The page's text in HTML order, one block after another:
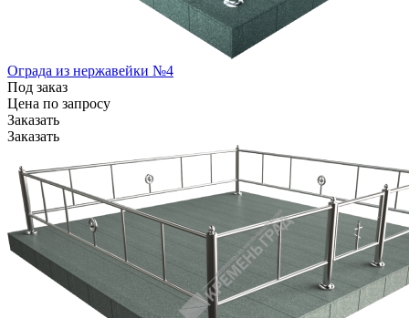
Ограда из нержавейки №4
Под заказ
Цена по запросу
Заказать
Заказать